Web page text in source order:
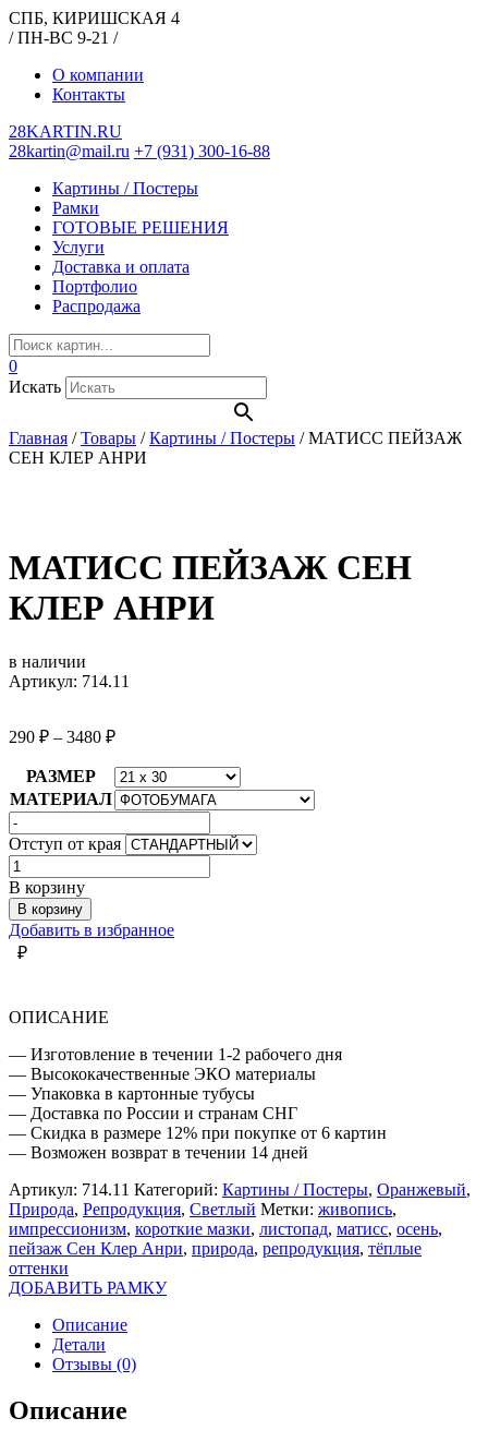
СПБ, КИРИШСКАЯ 4
/ ПН-ВС 9-21 /
О компании
Контакты
28KARTIN.RU
28kartin@mail.ru +7 (931) 300-16-88
Картины / Постеры
Рамки
ГОТОВЫЕ РЕШЕНИЯ
Услуги
Доставка и оплата
Портфолио
Распродажа
0
Искать
Главная /Товары /Картины / Постеры /МАТИСС ПЕЙЗАЖ
СЕН КЛЕР АНРИ
МАТИСС ПЕЙЗАЖ СЕН
КЛЕР АНРИ
в наличии
Артикул: 714.11
290 ₽ – 3480 ₽
РАЗМЕР
МАТЕРИАЛ
Отступ от края
Количество
товара
МАТИСС
ПЕЙЗАЖ
СЕН
КЛЕР
В корзину
В корзину
Добавить в избранное
₽
ОПИСАНИЕ
— Изготовление в течении 1-2 рабочего дня
— Высококачественные ЭКО материалы
— Упаковка в картонные тубусы
— Доставка по России и странам СНГ
— Скидка в размере 12% при покупке от 6 картин
— Возможен возврат в течении 14 дней
Артикул: 714.11 Категорий: Картины / Постеры, Оранжевый,
Природа, Репродукция, Светлый Метки: живопись,
импрессионизм, короткие мазки, листопад, матисс, осень,
пейзаж Сен Клер Анри, природа, репродукция, тёплые
оттенки
ДОБАВИТЬ РАМКУ
Описание
Детали
Отзывы (0)
Описание